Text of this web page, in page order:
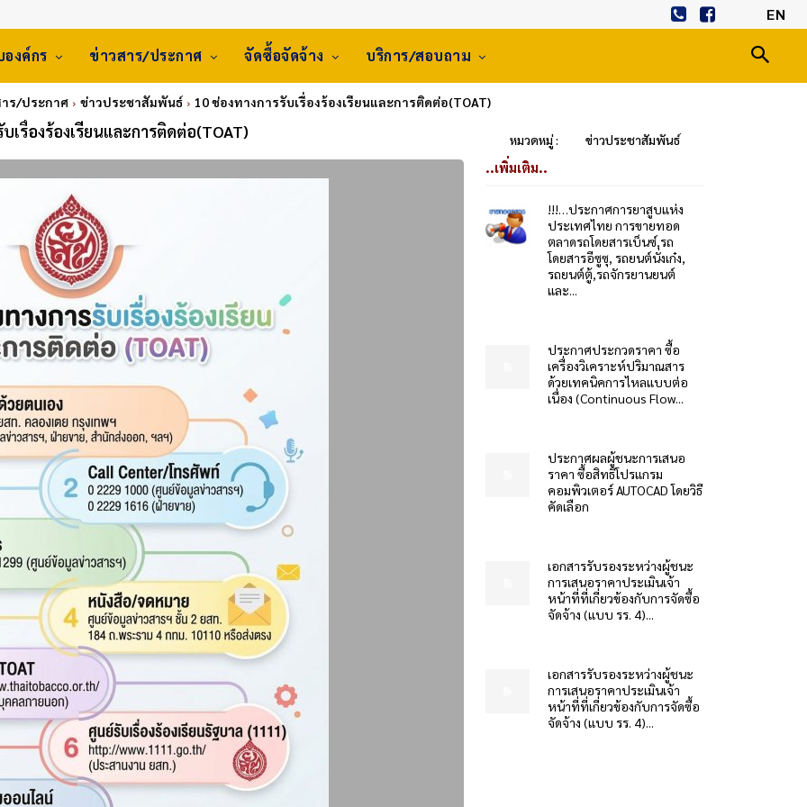
EN
องค์กร ข่าวสาร/ประกาศ จัดซื้อจัดจ้าง บริการ/สอบถาม
ร/ประกาศ ข่าวประชาสัมพันธ์ 10 ช่องทางการรับเรื่องร้องเรียนและการติดต่อ(TOAT)
เรื่องร้องเรียนและการติดต่อ(TOAT) หมวดหมู่ : ข่าวประชาสัมพันธ์
..เพิ่มเติม..
!!!…ประกาศการยาสูบแห่ง
ประเทศไทย การขายทอด
ตลาดรถโดยสารเบ็นซ์,รถ
โดยสารอีซูซุ, รถยนต์นั่งเก๋ง,
รถยนต์ตู้,รถจักรยานยนต์
และ...
ประกาศประกวดราคา ซื้อ
เครื่องวิเคราะห์ปริมาณสาร
ด้วยเทคนิคการไหลแบบต่อ
เนื่อง (Continuous Flow...
ประกาศผลผู้ชนะการเสนอ
ราคา ซื้อสิทธิโปรแกรม
คอมพิวเตอร์ AUTOCAD โดยวิธี
คัดเลือก
เอกสารรับรองระหว่างผู้ชนะ
การเสนอราคาประเมินเจ้า
หน้าที่ที่เกี่ยวข้องกับการจัดซื้อ
จัดจ้าง (แบบ รร. 4)...
เอกสารรับรองระหว่างผู้ชนะ
การเสนอราคาประเมินเจ้า
หน้าที่ที่เกี่ยวข้องกับการจัดซื้อ
จัดจ้าง (แบบ รร. 4)...